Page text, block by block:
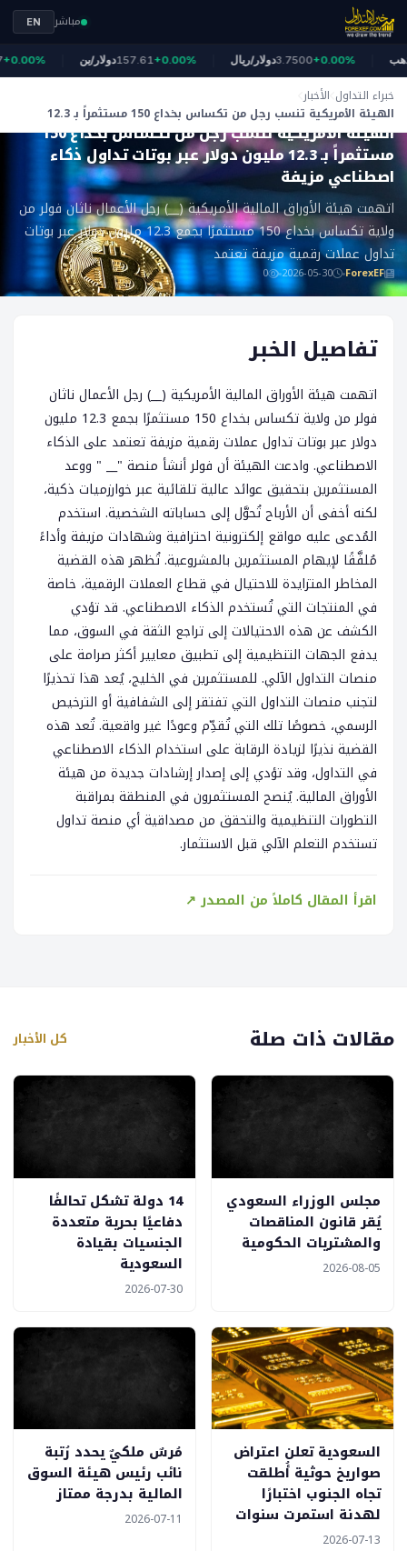
مباشر EN
دولار/ين157.61+0.00% دولار/ريال3.7500+0.00% الذهب
خبراء التداول الأخبار
الهيئة الأمريكية تنسب رجل من تكساس بخداع 150 مستثمراً بـ 12.3
مليون دولار عبر بوتات تداول ذكاء اصطناعي مزيفة
ForexEF
الهيئة الأمريكية تنسب رجل من تكساس بخداع 150
مستثمراً بـ 12.3 مليون دولار عبر بوتات تداول ذكاء
اصطناعي مزيفة
اتهمت هيئة الأوراق المالية الأمريكية (__) رجل الأعمال ناثان فولر من
ولاية تكساس بخداع 150 مستثمرًا بجمع 12.3 مليون دولار عبر بوتات
تداول عملات رقمية مزيفة تعتمد
ForexEF
2026-05-30
0
تفاصيل الخبر
اتهمت هيئة الأوراق المالية الأمريكية (__) رجل الأعمال ناثان
فولر من ولاية تكساس بخداع 150 مستثمرًا بجمع 12.3 مليون
دولار عبر بوتات تداول عملات رقمية مزيفة تعتمد على الذكاء
الاصطناعي. وادعت الهيئة أن فولر أنشأ منصة "__ " ووعد
المستثمرين بتحقيق عوائد عالية تلقائية عبر خوارزميات ذكية،
لكنه أخفى أن الأرباح تُحوَّل إلى حساباته الشخصية. استخدم
المُدعى عليه مواقع إلكترونية احترافية وشهادات مزيفة وأداءً
مُلفَّقًا لإيهام المستثمرين بالمشروعية. تُظهر هذه القضية
المخاطر المتزايدة للاحتيال في قطاع العملات الرقمية، خاصة
في المنتجات التي تُستخدم الذكاء الاصطناعي. قد تؤدي
الكشف عن هذه الاحتيالات إلى تراجع الثقة في السوق، مما
يدفع الجهات التنظيمية إلى تطبيق معايير أكثر صرامة على
منصات التداول الآلي. للمستثمرين في الخليج، يُعد هذا تحذيرًا
لتجنب منصات التداول التي تفتقر إلى الشفافية أو الترخيص
الرسمي، خصوصًا تلك التي تُقدِّم وعودًا غير واقعية. تُعد هذه
القضية نذيرًا لزيادة الرقابة على استخدام الذكاء الاصطناعي
في التداول، وقد تؤدي إلى إصدار إرشادات جديدة من هيئة
الأوراق المالية. يُنصح المستثمرون في المنطقة بمراقبة
التطورات التنظيمية والتحقق من مصداقية أي منصة تداول
تستخدم التعلم الآلي قبل الاستثمار.
اقرأ المقال كاملاً من المصدر ↗
مقالات ذات صلة كل الأخبار
مجلس الوزراء السعودي
يُقر قانون المناقصات
والمشتريات الحكومية
2026-08-05
14 دولة تشكل تحالفًا
دفاعيًا بحرية متعددة
الجنسيات بقيادة
السعودية
2026-07-30
السعودية تعلن اعتراض
صواريخ حوثية أُطلقت
تجاه الجنوب اختبارًا
لهدنة استمرت سنوات
2026-07-13
مُرسٌ ملكيٌ يحدد رُتبة
نائب رئيس هيئة السوق
المالية بدرجة ممتاز
2026-07-11